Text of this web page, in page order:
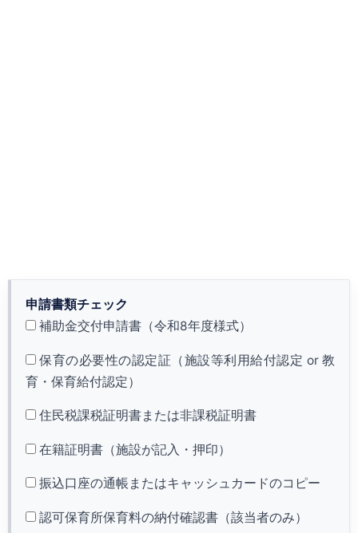
申請書類チェック
補助金交付申請書（令和8年度様式）
保育の必要性の認定証（施設等利用給付認定 or 教
育・保育給付認定）
住民税課税証明書または非課税証明書
在籍証明書（施設が記入・押印）
振込口座の通帳またはキャッシュカードのコピー
認可保育所保育料の納付確認書（該当者のみ）